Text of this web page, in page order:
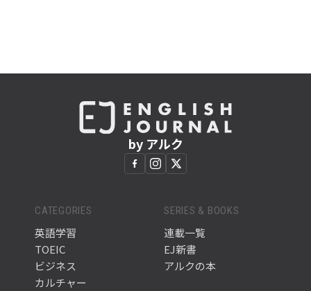
by アルク
CATEGORIES
英語学習
TOEIC
ビジネス
カルチャー
SERIES & BOOKS
連載一覧
EJ新書
アルクの本